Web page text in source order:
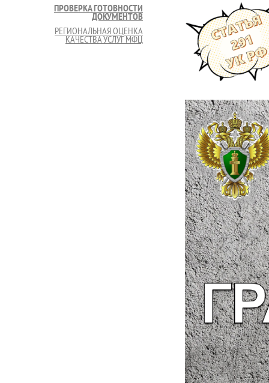
ПРОВЕРКА ГОТОВНОСТИ
ДОКУМЕНТОВ
РЕГИОНАЛЬНАЯ ОЦЕНКА
КАЧЕСТВА УСЛУГ МФЦ